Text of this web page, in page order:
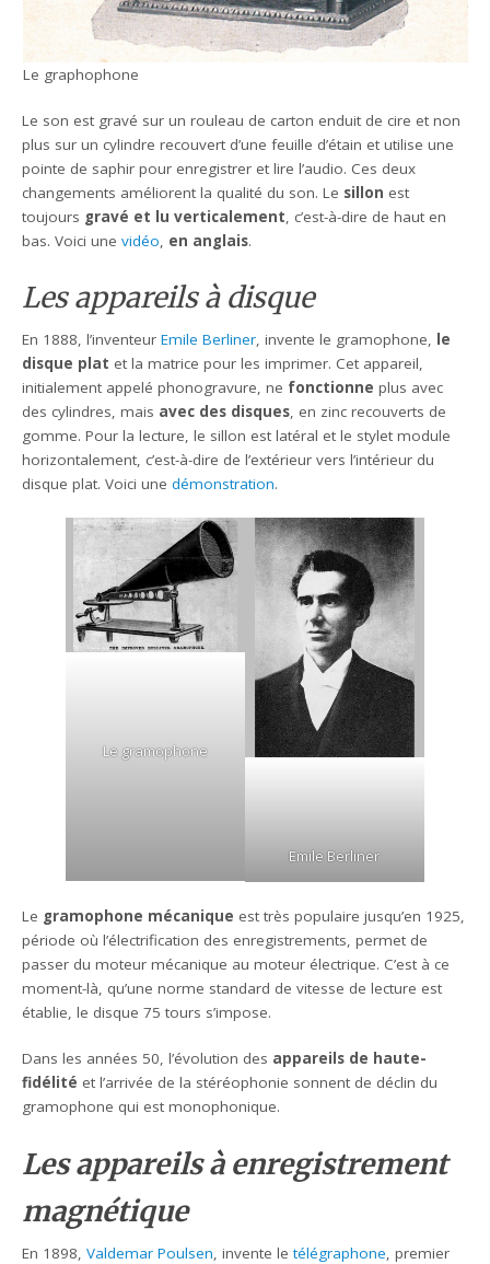
Le graphophone
Le son est gravé sur un rouleau de carton enduit de cire et non
plus sur un cylindre recouvert d’une feuille d’étain et utilise une
pointe de saphir pour enregistrer et lire l’audio. Ces deux
changements améliorent la qualité du son. Le sillon est
toujours gravé et lu verticalement, c’est-à-dire de haut en
bas. Voici unevidéo, en anglais.
Les appareils à disque
En 1888, l’inventeurEmile Berliner, invente le gramophone, le
disque plat et la matrice pour les imprimer. Cet appareil,
initialement appelé phonogravure, ne fonctionne plus avec
des cylindres, mais avec des disques, en zinc recouverts de
gomme. Pour la lecture, le sillon est latéral et le stylet module
horizontalement, c’est-à-dire de l’extérieur vers l’intérieur du
disque plat. Voici unedémonstration.
Le gramophone
Emile Berliner
Le gramophone mécanique est très populaire jusqu’en 1925,
période où l’électrification des enregistrements, permet de
passer du moteur mécanique au moteur électrique. C’est à ce
moment-là, qu’une norme standard de vitesse de lecture est
établie, le disque 75 tours s’impose.
Dans les années 50, l’évolution des appareils de haute-
fidélité et l’arrivée de la stéréophonie sonnent de déclin du
gramophone qui est monophonique.
Les appareils à enregistrement
magnétique
En 1898,Valdemar Poulsen , invente letélégraphone , premier